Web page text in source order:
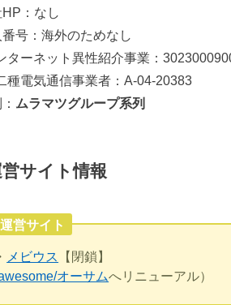
：なし
号：海外のためなし
ーネット異性紹介事業：
電気通信事業者：A-04-20383
ムラマツグループ系列
サイト情報
運営サイト
・ メビウス
【閉鎖】
オーサムへリニューアル）